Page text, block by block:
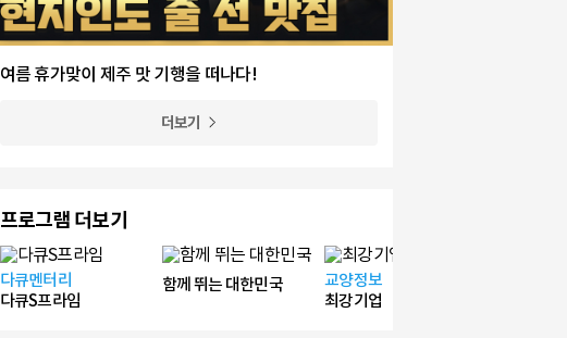
여름 휴가맞이 제주 맛 기행을 떠나다!
더보기
프로그램 더보기
다큐멘터리
다큐S프라임
함께 뛰는 대한민국
교양정보
최강기업